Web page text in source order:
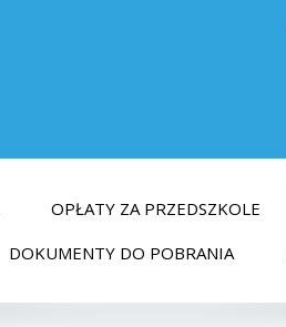
OPŁATY ZA PRZEDSZKOLE
DOKUMENTY DO POBRANIA